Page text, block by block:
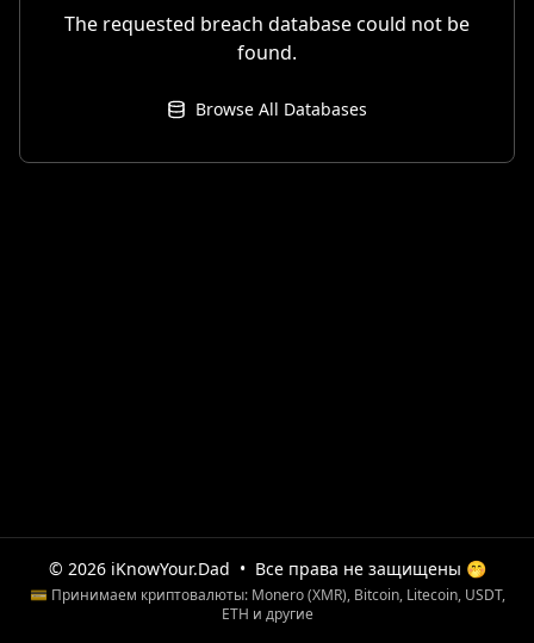
The requested breach database could not be
found.
Browse All Databases
© 2026 iKnowYour.Dad • Все права не защищены 🤭
💳 Принимаем криптовалюты: Monero (XMR), Bitcoin, Litecoin, USDT,
ETH и другие